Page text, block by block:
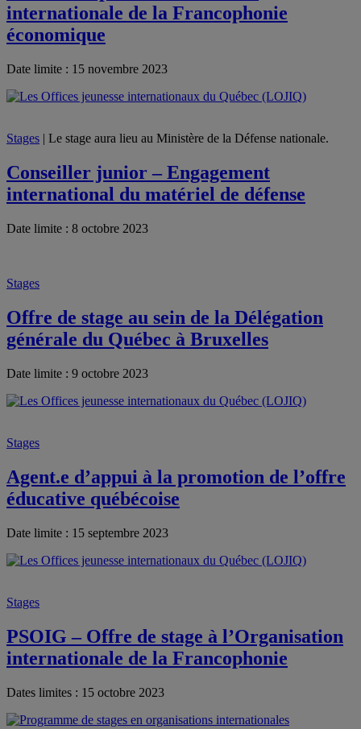
internationale de la Francophonie
économique
Date limite : 15 novembre 2023
Stages | Le stage aura lieu au Ministère de la Défense nationale.
Conseiller junior – Engagement
international du matériel de défense
Date limite : 8 octobre 2023
Stages
Offre de stage au sein de la Délégation
générale du Québec à Bruxelles
Date limite : 9 octobre 2023
Stages
Agent.e d’appui à la promotion de l’offre
éducative québécoise
Date limite : 15 septembre 2023
Stages
PSOIG – Offre de stage à l’Organisation
internationale de la Francophonie
Dates limites : 15 octobre 2023